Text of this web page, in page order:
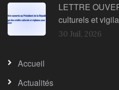
LETTRE
culturels et
30 Juil, 2026
Accueil
Actualités